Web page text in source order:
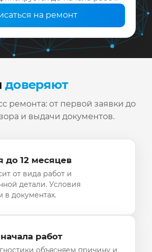
на ремонт
доверяют
ремонта: от первой заявки до
и выдачи документов.
до 12 месяцев
от вида работ и
детали. Условия
документах.
работ
объясняем причину и